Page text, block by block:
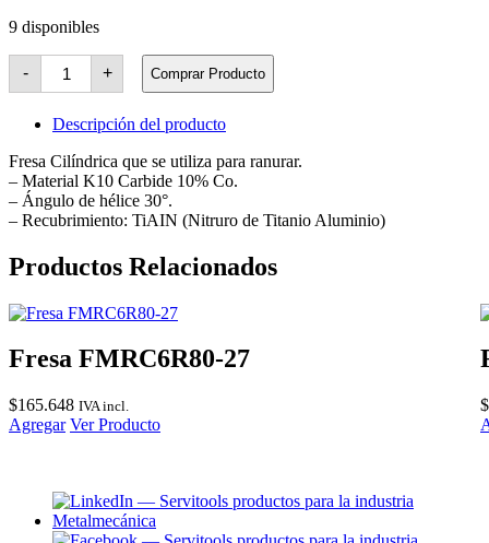
9 disponibles
-
Fresa
Esférica
Metal
duro
2F
CO
TIAIN
D1
cantidad
+ Comprar Producto
Descripción del producto
Fresa Cilíndrica que se utiliza para ranurar.
– Material K10 Carbide 10% Co.
– Ángulo de hélice 30°.
– Recubrimiento: TiAIN (Nitruro de Titanio Aluminio)
Productos Relacionados
Fresa FMRC6R80-27
$165.648 IVA incl.
Agregar Ver Producto
$